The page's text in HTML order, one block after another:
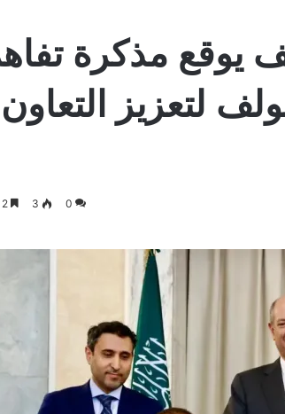
يوقع مذكرة
لتعزيز التعاون
0
3